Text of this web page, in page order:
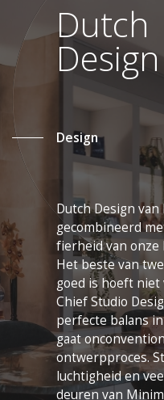
Dutch
Design
Design
Dutch Design van
gecombineerd
fierheid van onze
Het beste van
goed is hoeft niet
Chief Studio
perfecte balans
gaat
ontwerpproces.
luchtigheid en
deuren van